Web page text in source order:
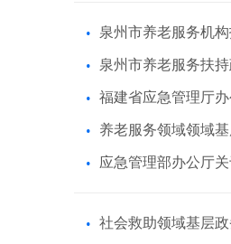
泉州市养老服务机
泉州市养老服务扶
福建省应急管理厅
养老服务领域领域
应急管理部办公厅
社会救助领域基层政